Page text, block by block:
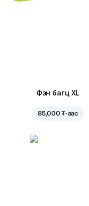
Фэн багц XL
85,000 ₮-аас